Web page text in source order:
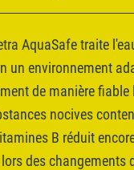
AquaSafe traite
un environnement
de manière
nocives
B réduit
des changements